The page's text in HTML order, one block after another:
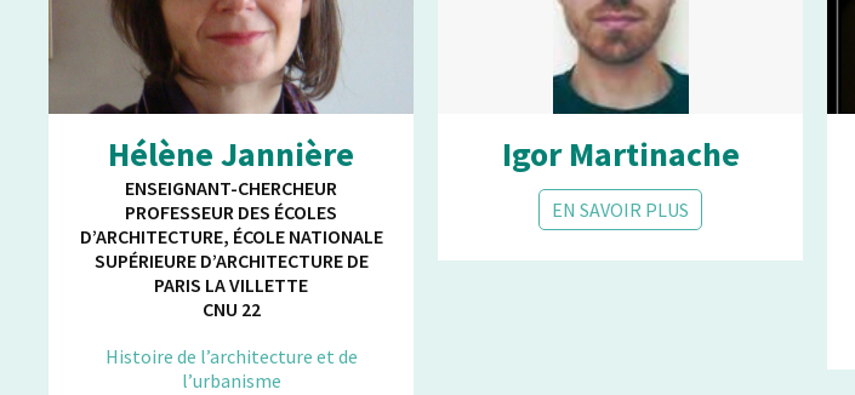
Hélène Jannière
ENSEIGNANT-CHERCHEUR
PROFESSEUR DES ÉCOLES
D’ARCHITECTURE, ÉCOLE NATIONALE
SUPÉRIEURE D’ARCHITECTURE DE
PARIS LA VILLETTE
CNU 22
Histoire de l’architecture et de
l’urbanisme
Igor Martinache
EN SAVOIR PLUS